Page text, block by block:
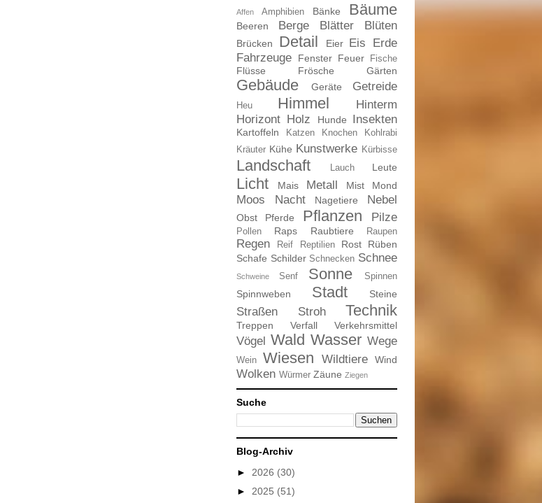
Affen Amphibien Bänke Bäume
Beeren Berge Blätter Blüten
Brücken Detail Eier Eis
Erde
Fahrzeuge
Fenster Feuer Fische
Flüsse Frösche Gärten
Gebäude Geräte Getreide
Heu Himmel
Hinterm
Horizont Holz Hunde Insekten
Kartoffeln Katzen Knochen
Kohlrabi
Kräuter Kühe Kunstwerke Kürbisse
Landschaft Lauch Leute
Licht Mais Metall Mist Mond
Moos Nacht Nagetiere Nebel
Obst Pferde Pflanzen Pilze
Pollen Raps Raubtiere Raupen
Regen Reif Reptilien Rost
Rüben
Schafe Schilder Schnecken Schnee
Schweine Senf Sonne Spinnen
Spinnweben Stadt Steine
Straßen Stroh Technik
Treppen Verfall Verkehrsmittel
Vögel Wald Wasser Wege
Wein Wiesen Wildtiere Wind
Wolken Würmer Zäune Ziegen
Suche
Blog-Archiv
► 2026 (30)
► 2025 (51)